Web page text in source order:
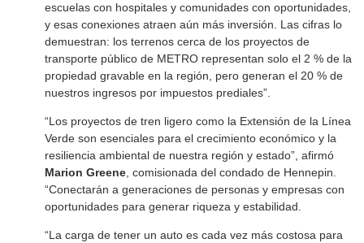
escuelas con hospitales y comunidades con oportunidades,
y esas conexiones atraen aún más inversión. Las cifras lo
demuestran: los terrenos cerca de los proyectos de
transporte público de METRO representan solo el 2 % de la
propiedad gravable en la región, pero generan el 20 % de
nuestros ingresos por impuestos prediales”.
“Los proyectos de tren ligero como la Extensión de la Línea
Verde son esenciales para el crecimiento económico y la
resiliencia ambiental de nuestra región y estado”, afirmó
Marion Greene , comisionada del condado de Hennepin.
“Conectarán a generaciones de personas y empresas con
oportunidades para generar riqueza y estabilidad.
“La carga de tener un auto es cada vez más costosa para